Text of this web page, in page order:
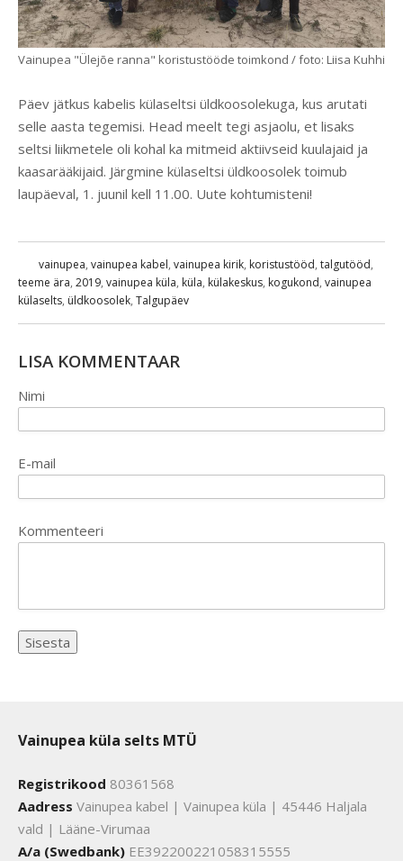
Vainupea "Ülejõe ranna" koristustööde toimkond / foto: Liisa Kuhhi
Päev jätkus kabelis külaseltsi üldkoosolekuga, kus arutati
selle aasta tegemisi. Head meelt tegi asjaolu, et lisaks
seltsi liikmetele oli kohal ka mitmeid aktiivseid kuulajaid ja
kaasarääkijaid. Järgmine külaseltsi üldkoosolek toimub
laupäeval, 1. juunil kell 11.00. Uute kohtumisteni!
vainupea, vainupea kabel, vainupea kirik, koristustööd, talgutööd,
teeme ära, 2019, vainupea küla, küla, külakeskus, kogukond, vainupea
külaselts, üldkoosolek, Talgupäev
LISA KOMMENTAAR
Nimi
E-mail
Kommenteeri
Vainupea küla selts MTÜ
Registrikood 80361568
Aadress Vainupea kabel | Vainupea küla | 45446 Haljala
vald | Lääne-Virumaa
A/a (Swedbank) EE392200221058315555